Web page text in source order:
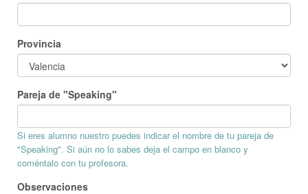
Provincia
Pareja de "Speaking"
Si eres alumno nuestro puedes indicar el nombre de tu pareja de
"Speaking". Si aún no lo sabes deja el campo en blanco y
coméntalo con tu profesora.
Observaciones